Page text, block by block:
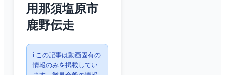
用那須塩原市
鹿野伝走
ℹ️ この記事は動画固有の
情報のみを掲載してい